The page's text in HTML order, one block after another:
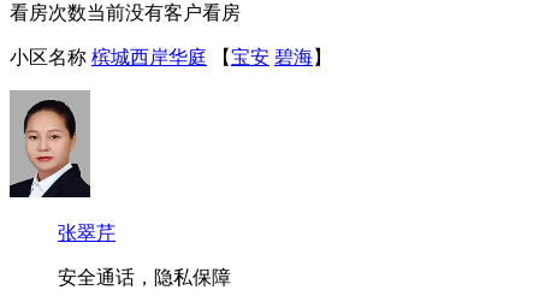
看房次数当前没有客户看房
小区名称 槟城西岸华庭 【宝安 碧海】
张翠芹
安全通话，隐私保障